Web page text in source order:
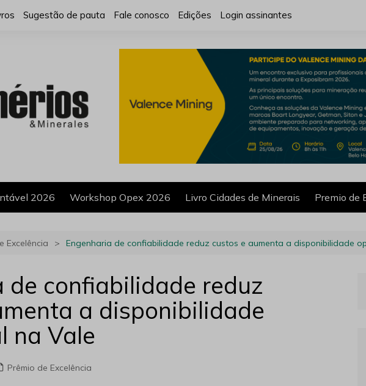
Sugestão de pauta Fale conosco Edições Login assinantes
2026 Workshop Opex 2026 Livro Cidades de Minerais Premio de
Excelência Engenharia de confiabilidade reduz custos e aumenta a disponibilidade
de confiabilidade reduz
a disponibilidade
na Vale
Prêmio de Excelência